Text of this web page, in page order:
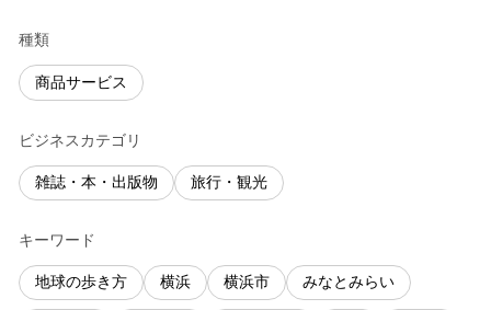
種類
商品サービス
ビジネスカテゴリ
雑誌・本・出版物 旅行・観光
キーワード
地球の歩き方 横浜 横浜市 みなとみらい